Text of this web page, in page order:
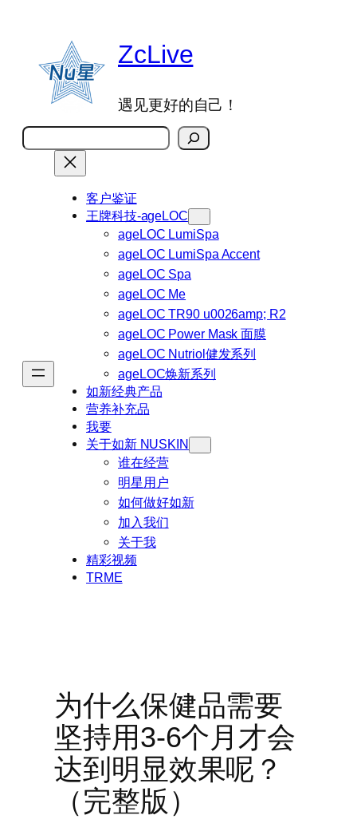
ZcLive
遇见更好的自己！
搜
索
客户鉴证
王牌科技-ageLOC
ageLOC LumiSpa
ageLOC LumiSpa Accent
ageLOC Spa
ageLOC Me
ageLOC TR90 u0026amp; R2
ageLOC Power Mask 面膜
ageLOC Nutriol健发系列
ageLOC焕新系列
如新经典产品
营养补充品
我要
关于如新 NUSKIN
谁在经营
明星用户
如何做好如新
加入我们
关于我
精彩视频
TRME
为什么保健品需要
坚持用3-6个月才会
达到明显效果呢？
（完整版）